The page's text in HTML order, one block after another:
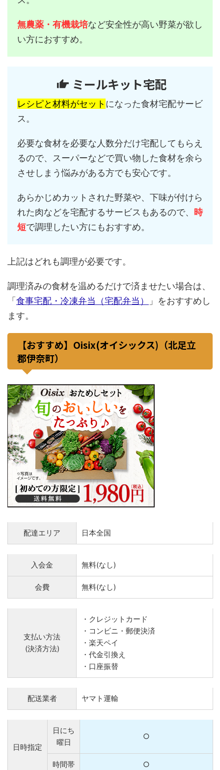
無農薬・有機栽培など安全性が高い野菜が欲し
い方におすすめ。
ミールキット宅配
レシピと材料がセット になった食材宅配サービ
ス。
必要な食材を必要な人数分だけ宅配してもらえ
るので、スーパーなどで買い物した食材を余ら
させしまう悩みがある方でも安心です。
あらかじめカットされた野菜や、下味が付けら
れた肉などを宅配するサービスもあるので、
時
短で調理したい方にもおすすめ。
上記はどれも調理が必要です。
調理済みの食材を温めるだけで済ませたい場合は、
「 食事宅配・冷凍弁当（宅配弁当）
」をおすすめし
ます。
【おすすめ】Oisix(オイシックス)（北足立
郡伊奈町）
配達エリア 日本全国
入会金 無料(なし)
会費 無料(なし)
支払い方法
(決済方法)
・クレジットカード
・コンビニ・郵便決済
・楽天ペイ
・代金引換え
・口座振替
配送業者 ヤマト運輸
日時指定
日にち
曜日
○
時間帯 ○